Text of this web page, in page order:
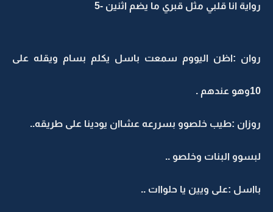
رواية انا قلبي مثل قبري ما يضم اثنين -5
روان :اظن اليووم سمعت باسل يكلم بسام ويقله على
10وهو عندهم .
روزان :طيب خلصوو بسررعه عشاان يودينا على طريقه..
لبسوو البنات وخلصو ..
بااسل :على ويين يا حلواات ..